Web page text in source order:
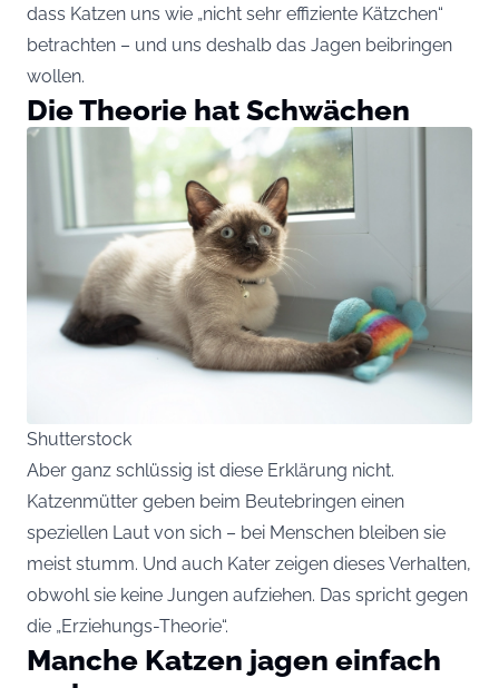
dass Katzen uns wie „nicht sehr effiziente Kätzchen“
betrachten – und uns deshalb das Jagen beibringen
wollen.
Die Theorie hat Schwächen
Shutterstock
Aber ganz schlüssig ist diese Erklärung nicht.
Katzenmütter geben beim Beutebringen einen
speziellen Laut von sich – bei Menschen bleiben sie
meist stumm. Und auch Kater zeigen dieses Verhalten,
obwohl sie keine Jungen aufziehen. Das spricht gegen
die „Erziehungs-Theorie“.
Manche Katzen jagen einfach